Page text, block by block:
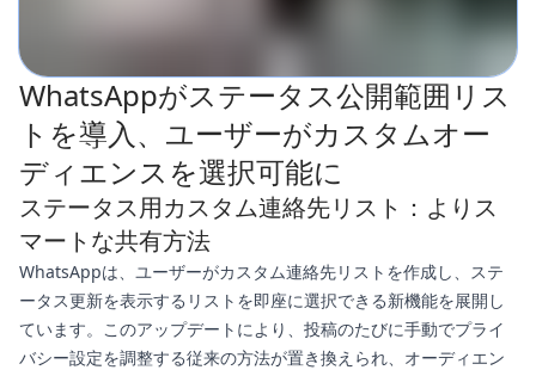
WhatsAppがステータス公開範囲リス
トを導入、ユーザーがカスタムオー
ディエンスを選択可能に
ステータス用カスタム連絡先リスト：よりス
マートな共有方法
WhatsAppは、ユーザーがカスタム連絡先リストを作成し、ステ
ータス更新を表示するリストを即座に選択できる新機能を展開し
ています。このアップデートにより、投稿のたびに手動でプライ
バシー設定を調整する従来の方法が置き換えられ、オーディエン